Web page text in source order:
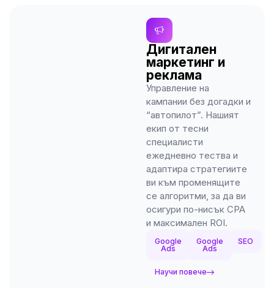
Дигитален
маркетинг и
реклама
Управление на
кампании без догадки и
“автопилот”. Нашият
екип от тесни
специалисти
ежедневно тества и
адаптира стратегиите
ви към променящите
се алгоритми, за да ви
осигури по-нисък CPA
и максимален ROI.
Google
Ads
Google
Ads
SEO
Научи повече